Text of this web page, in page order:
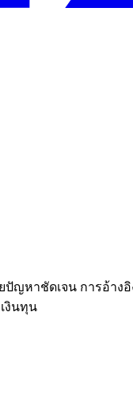
ญหาชัดเจน การอ้าง
งินทุน